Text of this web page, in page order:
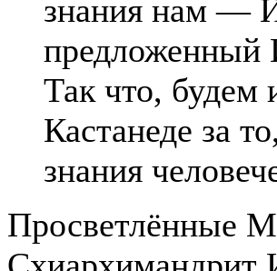
знания нам —
предложенный
Так что, будем
Кастанеде за
знания
Просветлённые